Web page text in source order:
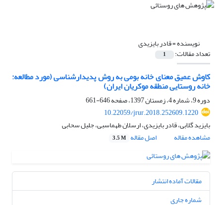
نویسنده =قادر بایزیدی
تعداد مقالات: 1
کاوش عمیق معنای خانه بومی به روش پدیدار‌شناسی (مورد مطالعه:
خانه روستایی منطقه موکریان ایران)
دوره 9، شماره 4، زمستان 1397، صفحه
646-661
10.22059/jrur.2018.252609.1220
بایزید گلابی، قادر بایزیدی، ارسلان طهماسبی، جلیل سحابی
مشاهده مقاله
اصل مقاله 3.5 M
مقالات آماده انتشار
شماره جاری